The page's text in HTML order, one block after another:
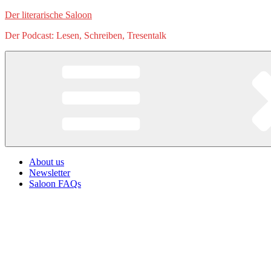
Zum
springen
Der literarische Saloon
Der Podcast: Lesen, Schreiben, Tresentalk
About us
Newsletter
Saloon FAQs